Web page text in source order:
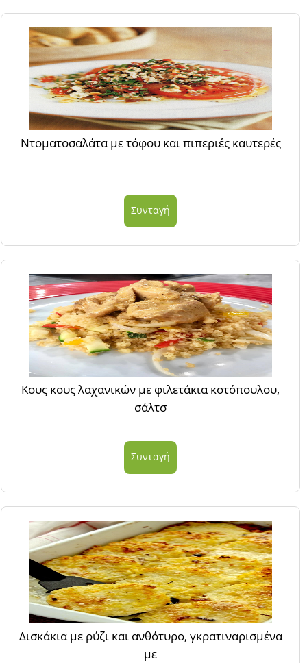
Ντοματοσαλάτα με τόφου και πιπεριές καυτερές
Συνταγή
Κους κους λαχανικών με φιλετάκια κοτόπουλου,
σάλτσ
Συνταγή
Δισκάκια με ρύζι και ανθότυρο, γκρατιναρισμένα
με